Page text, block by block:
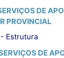
DE
PROVINCIAL
Estrutura
DE